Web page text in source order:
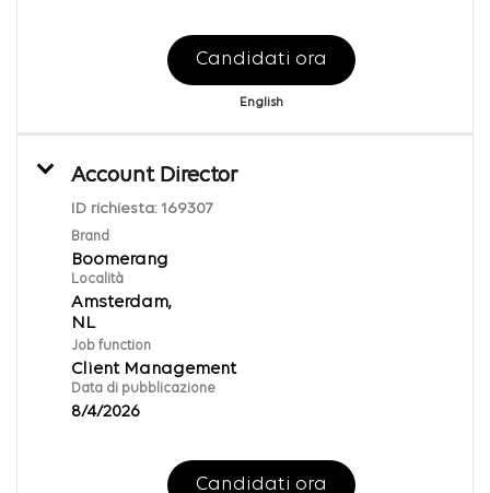
Candidati ora
English
Account Director
ID richiesta: 169307
Brand
Boomerang
Località
Amsterdam,
Job function
Client Management
Data di pubblicazione
8/4/2026
Candidati ora